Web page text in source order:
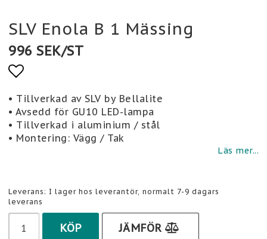
SLV Enola B 1 Mässing
996 SEK/ST
Lägg till i favoritlistan
• Tillverkad av SLV by Bellalite
• Avsedd för GU10 LED-lampa
• Tillverkad i aluminium / stål
• Montering: Vägg / Tak
Läs mer...
Leverans: I lager hos leverantör, normalt 7-9 dagars
leverans
KÖP JÄMFÖR